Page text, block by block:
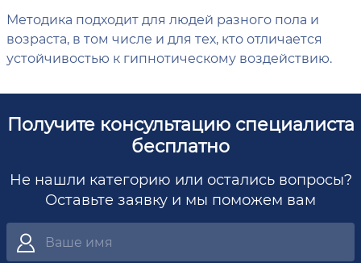
Методика подходит для людей разного пола и
возраста, в том числе и для тех, кто отличается
устойчивостью к гипнотическому воздействию.
Получите консультацию специалиста
бесплатно
Не нашли категорию или остались вопросы?
Оставьте заявку и мы поможем вам